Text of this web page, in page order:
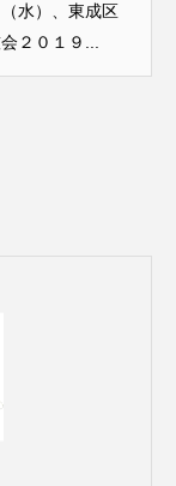
水）、東成区
２０１９...